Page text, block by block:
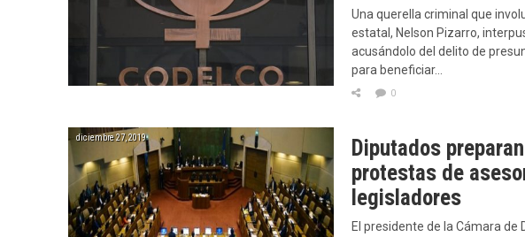
Una querella criminal que
estatal, Nelson Pizarro,
acusándolo del delito de
para beneficiar…
0
diciembre 27, 2019
Diputados
protestas de
legisladores
El presidente de la Cámara de